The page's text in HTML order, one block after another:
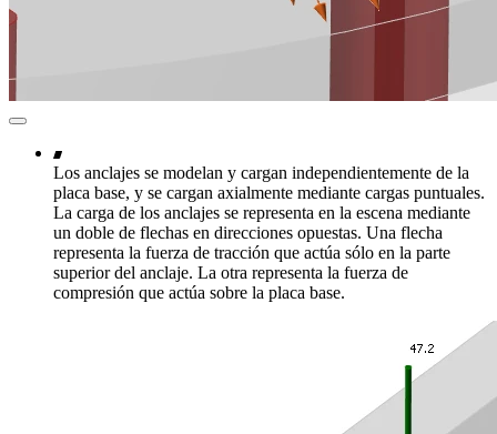
Los anclajes se modelan y cargan independientemente de la
placa base, y se cargan axialmente mediante cargas puntuales.
La carga de los anclajes se representa en la escena mediante
un doble de flechas en direcciones opuestas. Una flecha
representa la fuerza de tracción que actúa sólo en la parte
superior del anclaje. La otra representa la fuerza de
compresión que actúa sobre la placa base.